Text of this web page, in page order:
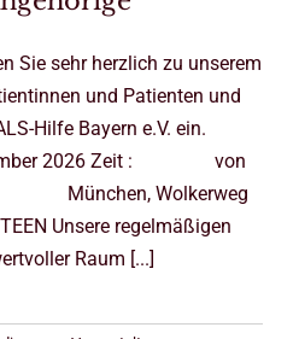
Sie sehr herzlich zu unserem
und Patienten und
Hilfe Bayern e.V. ein.
2026 Zeit : von
: München, Wolkerweg
Unsere regelmäßigen
Raum [...]